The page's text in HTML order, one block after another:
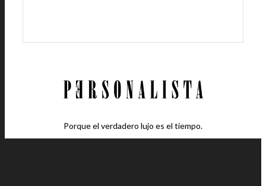
Porque el verdadero lujo es el tiempo.